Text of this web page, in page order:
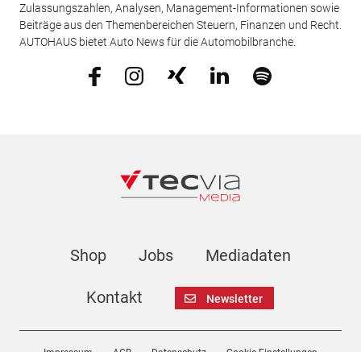
Zulassungszahlen, Analysen, Management-Informationen sowie
Beiträge aus den Themenbereichen Steuern, Finanzen und Recht.
AUTOHAUS bietet Auto News für die Automobilbranche.
Shop Jobs Mediadaten
Kontakt Newsletter